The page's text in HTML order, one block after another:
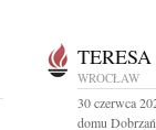
WROCŁAW
30 czerwca
domu